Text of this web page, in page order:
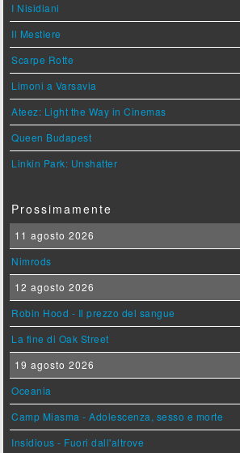
I Nisidiani
Il Mestiere
Scarpe Rotte
Limoni a Varsavia
Ateez: Light the Way in Cinemas
Queen Budapest
Linkin Park: Unshatter
Prossimamente
11 agosto 2026
Nimrods
12 agosto 2026
Robin Hood - Il prezzo del sangue
La fine di Oak Street
19 agosto 2026
Oceania
Camp Miasma - Adolescenza, sesso e morte
Insidious - Fuori dall'altrove